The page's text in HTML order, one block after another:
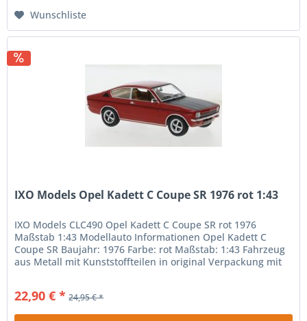
Wunschliste
IXO Models Opel Kadett C Coupe SR 1976 rot 1:43
IXO Models CLC490 Opel Kadett C Coupe SR rot 1976
Maßstab 1:43 Modellauto Informationen Opel Kadett C
Coupe SR Baujahr: 1976 Farbe: rot Maßstab: 1:43 Fahrzeug
aus Metall mit Kunststoffteilen in original Verpackung mit
22,90 € * 24,95 € *